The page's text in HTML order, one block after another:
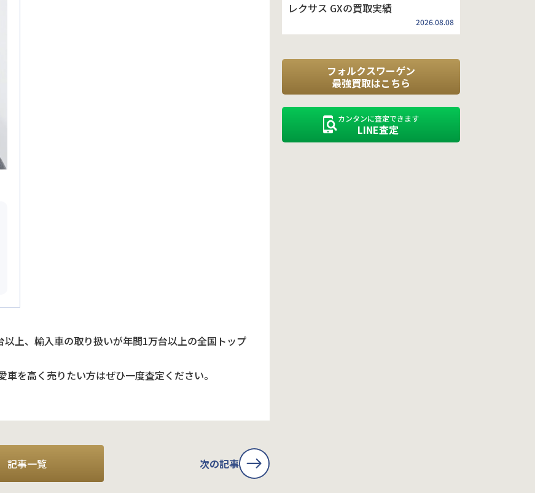
上、輸入車の取り扱いが年間1万台以上の全国トップ
を高く売りたい方はぜひ一度査定ください。
記事一覧 次の記事
レクサス GXの買取実績
2026.08.08
フォルクスワーゲン
最強買取はこちら
カンタンに査定できます
LINE査定